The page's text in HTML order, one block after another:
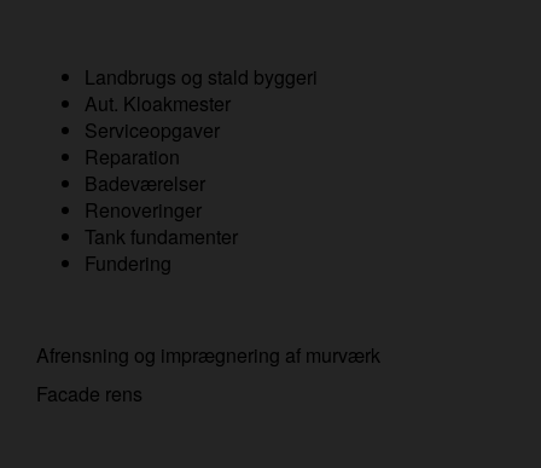
Landbrugs og stald byggeri
Aut. Kloakmester
Serviceopgaver
Reparation
Badeværelser
Renoveringer
Tank fundamenter
Fundering
Afrensning og imprægnering af murværk
Facade rens